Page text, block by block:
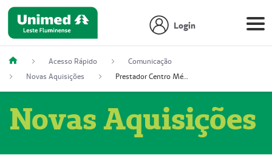
Login
Acesso Rápido
Comunicação
Novas Aquisições
Prestador Centro Médico Vitória Ltda, 51004350-4: Centro Médico Vitória Ltda (Nome Fantasia: Policlínica Master)
Novas Aquisições